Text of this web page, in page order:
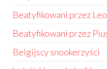
Beatyfikowani przez
Beatyfikowani przez
Belgijscy snookerzyści